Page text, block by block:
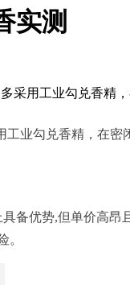
实测
采用工业勾兑香精
业勾兑香精，在密
备优势,但单价高
。